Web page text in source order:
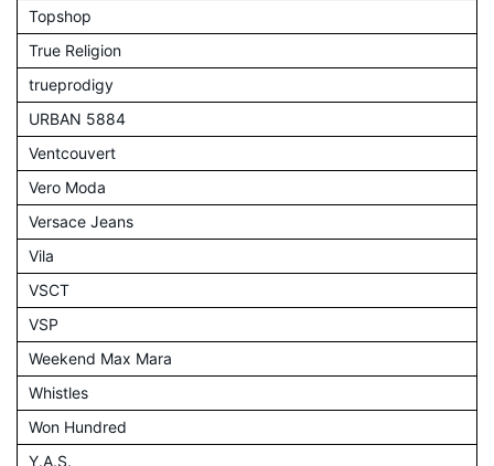
Topshop
True Religion
trueprodigy
URBAN 5884
Ventcouvert
Vero Moda
Versace Jeans
Vila
VSCT
VSP
Weekend Max Mara
Whistles
Won Hundred
Y.A.S.